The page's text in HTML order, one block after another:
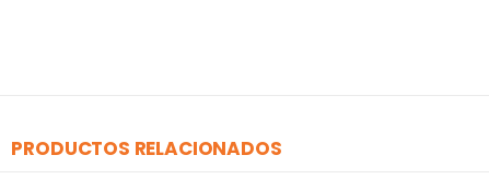
PRODUCTOS RELACIONADOS